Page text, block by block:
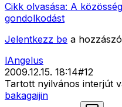
Cikk olvasása: A
gondolkodást
Jelentkezz be a
lAngelus
2009.12.15. 18:14#12
Tartott nyilvános interjút
bakagaijin